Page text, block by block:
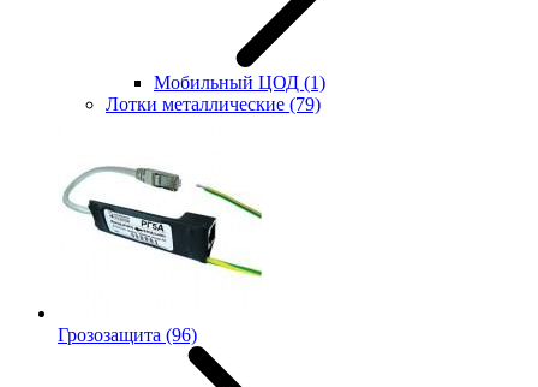
Мобильный ЦОД (1)
Лотки металлические (79)
Грозозащита (96)